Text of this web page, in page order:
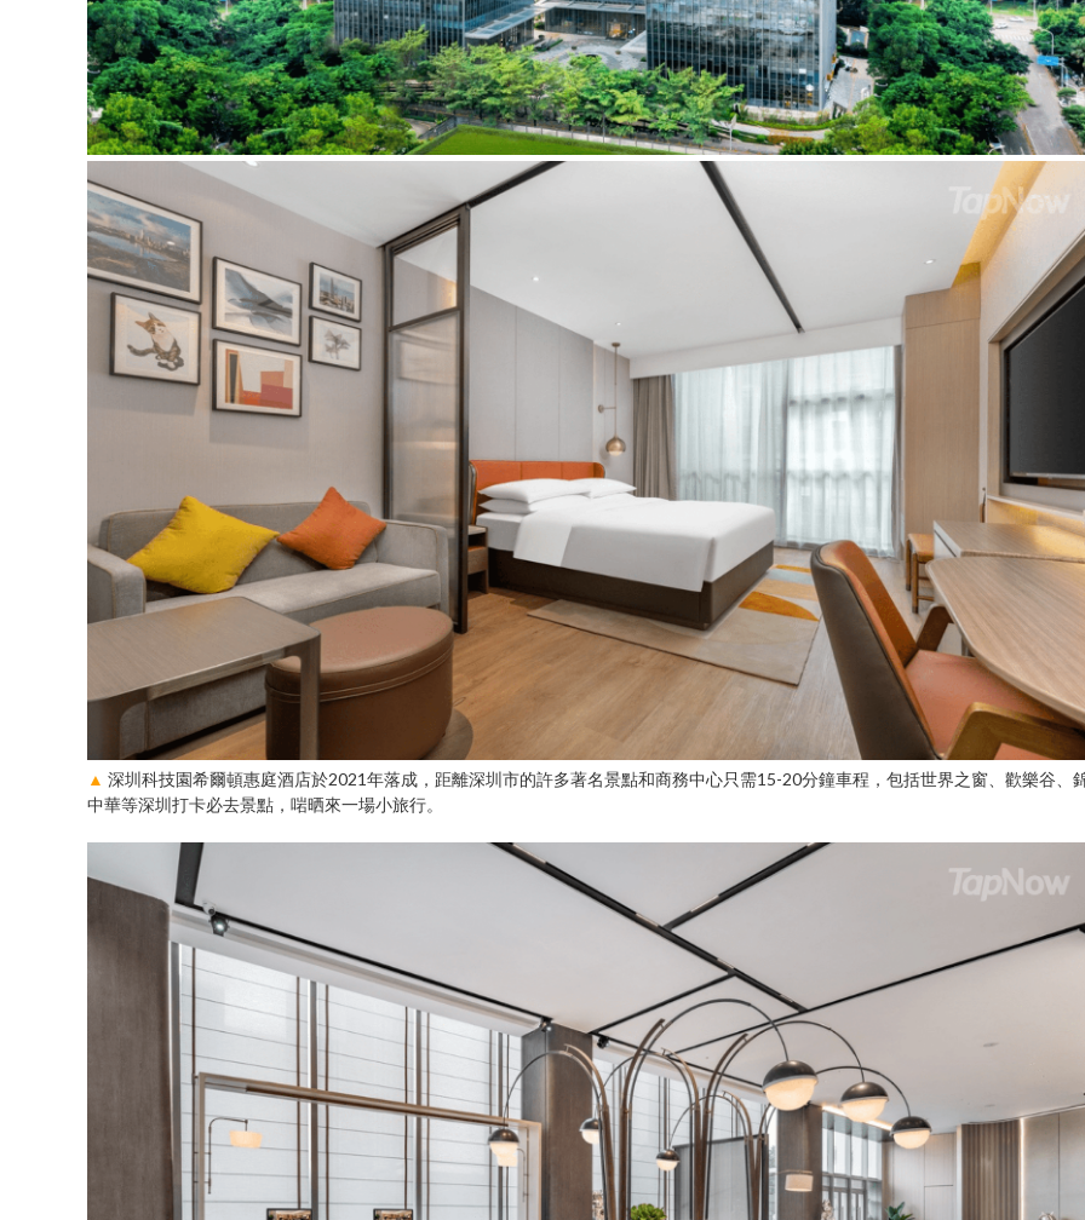
▲ 深圳科技園希爾頓惠庭酒店於2021年落成，距離深圳市的許多著名景點和商務中心只需15-20分鐘車程，包括世界之窗、歡樂谷、
中華等深圳打卡必去景點，啱晒來一場小旅行。